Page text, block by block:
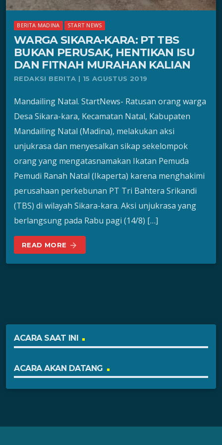
BERITA MADINA START NEWS
WARGA SIKARA-KARA: PT TBS
BUKAN PERUSAK, HENTIKAN ISU
DAN FITNAH MURAHAN KALIAN
REDAKSI BERITA | 15 AGUSTUS 2019
Mandailing Natal. StartNews- Ratusan orang warga
Desa Sikara-kara, Kecamatan Natal, Kabupaten
Mandailing Natal (Madina), melakukan aksi
unjukrasa dan menyesalkan sikap sekelompok
orang yang mengatasnamakan Ikatan Pemuda
Pemudi Ranah Natal (Ikaperta) karena menghakimi
perusahaan perkebunan PT Tri Bahtera Srikandi
(TBS) di wilayah Sikara-kara. Aksi unjukrasa yang
berlangsung pada Rabu pagi (14/8) […]
READ MORE arrow_forward
ACARA SAAT INI
ACARA AKAN DATANG